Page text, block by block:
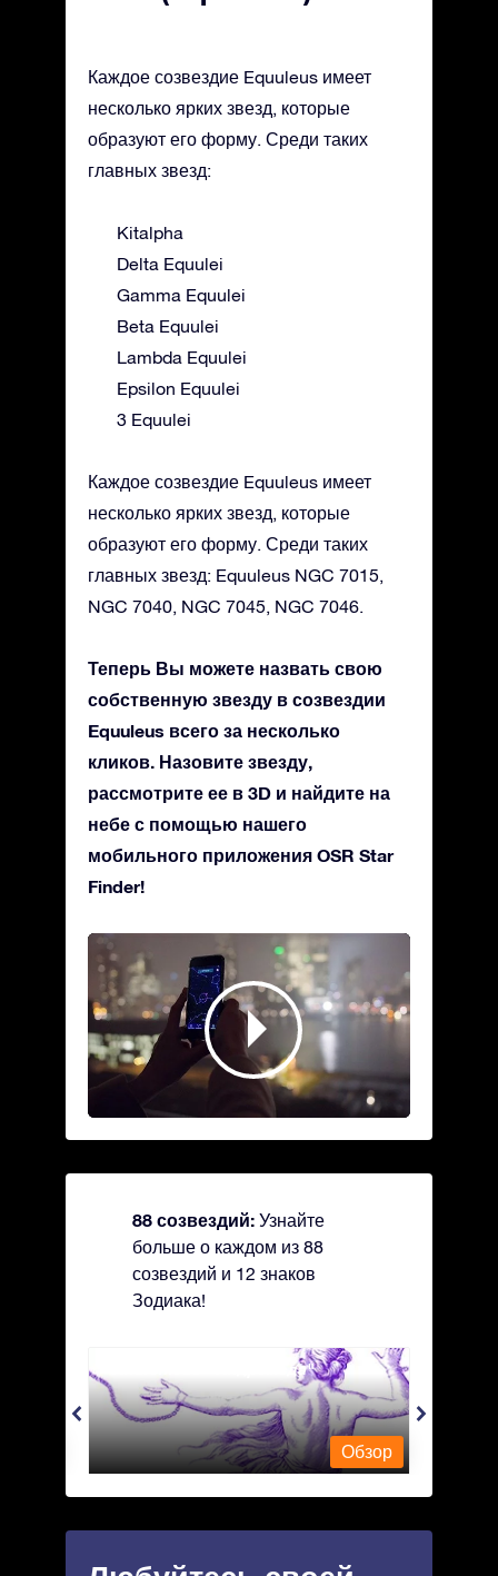
Каждое созвездие Equuleus имеет
несколько ярких звезд, которые
образуют его форму. Среди таких
главных звезд:
Kitalpha
Delta Equulei
Gamma Equulei
Beta Equulei
Lambda Equulei
Epsilon Equulei
3 Equulei
Каждое созвездие Equuleus имеет
несколько ярких звезд, которые
образуют его форму. Среди таких
главных звезд: Equuleus NGC 7015,
NGC 7040, NGC 7045, NGC 7046.
Теперь Вы можете назвать свою
собственную звезду в созвездии
Equuleus всего за несколько
кликов. Назовите звезду,
рассмотрите ее в 3D и найдите на
небе с помощью нашего
мобильного приложения OSR Star
Finder!
88 созвездий: Узнайте
больше о каждом из 88
созвездий и 12 знаков
Зодиака!
Andromeda - Андромеда
Обзор